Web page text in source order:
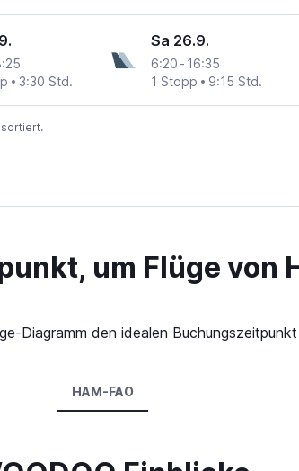
3:30 Std.
Sa 26.9.
6:20 - 16:35
1 Stopp
9:15 Std.
sortiert.
um Flüge von
Diagramm den idealen
HAM-FAO